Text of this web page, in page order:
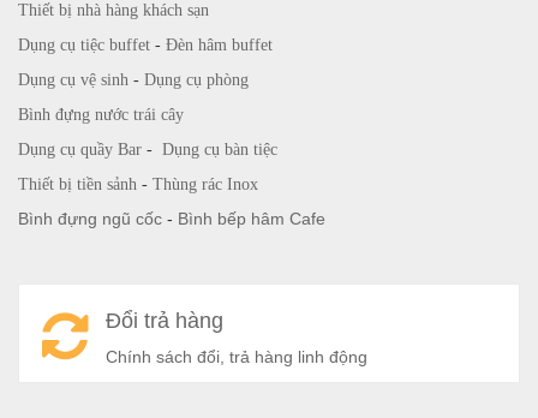
Thiết bị nhà hàng khách sạn
Dụng cụ tiệc buffet - Đèn hâm buffet
Dụng cụ vệ sinh - Dụng cụ phòng
Bình đựng nước trái cây
Dụng cụ quầy Bar - Dụng cụ bàn tiệc
Thiết bị tiền sảnh - Thùng rác Inox
Bình đựng ngũ cốc - Bình bếp hâm Cafe
Đổi trả hàng
Chính sách đổi, trả hàng linh động